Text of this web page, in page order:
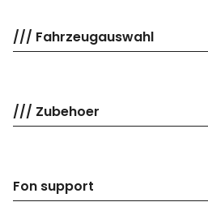
/// Fahrzeugauswahl
/// Zubehoer
Fon support